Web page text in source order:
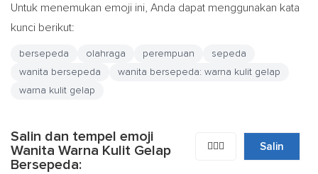
Untuk menemukan emoji ini, Anda dapat menggunakan kata
kunci berikut:
bersepeda olahraga perempuan
sepeda
wanita bersepeda
wanita bersepeda: warna kulit gelap
warna kulit gelap
Salin dan tempel emoji
Wanita Warna Kulit Gelap
Bersepeda:
🚴🏿‍♀️ Salin